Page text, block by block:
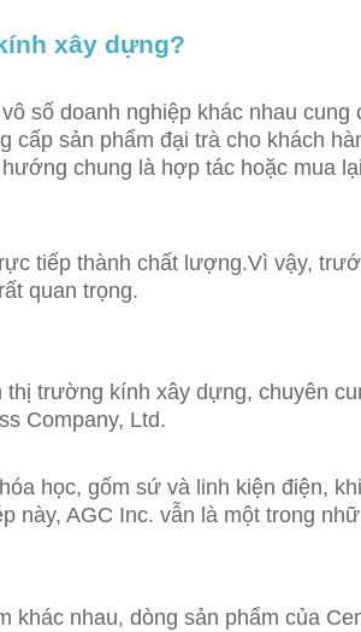
xây dựng?
số doanh nghiệp khác nhau
cấp sản phẩm đại trà cho khách
chung là hợp tác hoặc mua
tiếp thành chất lượng.Vì vậy,
quan trọng.
trường kính xây dựng, chuyên
Company, Ltd.
học, gốm sứ và linh kiện điện,
này, AGC Inc. vẫn là một trong
nhau, dòng sản phẩm của